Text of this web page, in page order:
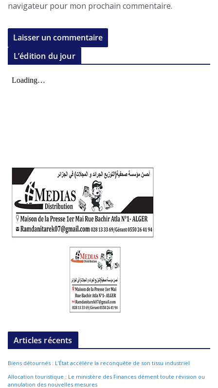
navigateur pour mon prochain commentaire.
L’édition du jour
Articles récents
Biens détournés : L’État accélère la reconquête de son tissu industriel
Allocation touristique : Le ministère des Finances dément toute révision ou
annulation des nouvelles mesures